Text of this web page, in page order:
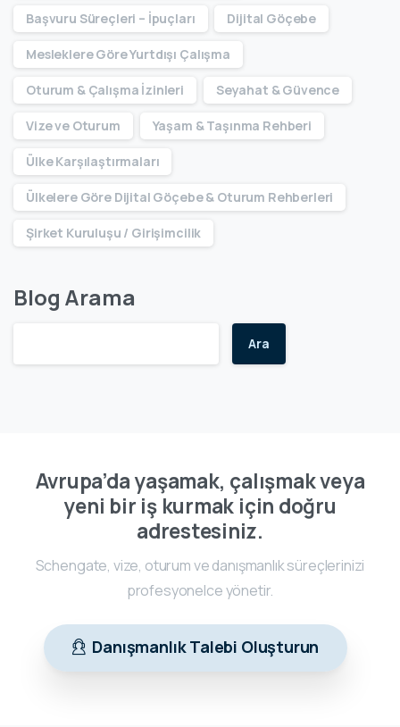
Başvuru Süreçleri – İpuçları Dijital Göçebe
Mesleklere Göre Yurtdışı Çalışma
Oturum & Çalışma İzinleri Seyahat & Güvence
Vize ve Oturum Yaşam & Taşınma Rehberi
Ülke Karşılaştırmaları
Ülkelere Göre Dijital Göçebe & Oturum Rehberleri
Şirket Kuruluşu / Girişimcilik
Blog Arama
Ara
Avrupa’da yaşamak, çalışmak veya
yeni bir iş kurmak için doğru
adrestesiniz.
Schengate, vize, oturum ve danışmanlık süreçlerinizi
profesyonelce yönetir.
Danışmanlık Talebi Oluşturun